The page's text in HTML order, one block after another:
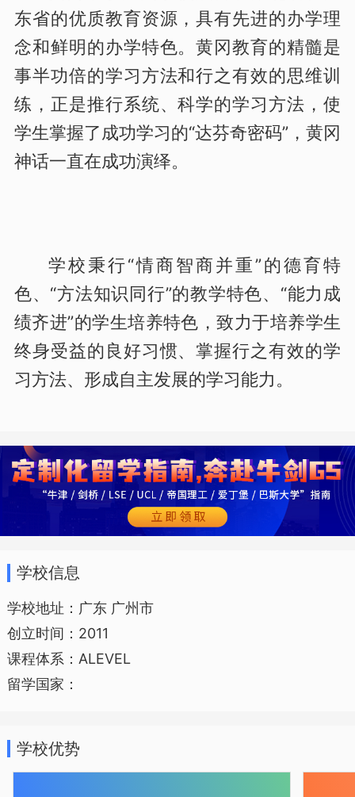
东省的优质教育资源，具有先进的办学理
念和鲜明的办学特色。黄冈教育的精髓是
事半功倍的学习方法和行之有效的思维训
练，正是推行系统、科学的学习方法，使
学生掌握了成功学习的“达芬奇密码”，黄冈
神话一直在成功演绎。
学校秉行“情商智商并重”的德育特
色、“方法知识同行”的教学特色、“能力成
绩齐进”的学生培养特色，致力于培养学生
终身受益的良好习惯、掌握行之有效的学
习方法、形成自主发展的学习能力。
学校信息
学校地址：广东 广州市
创立时间：2011
课程体系：ALEVEL
留学国家：
学校优势